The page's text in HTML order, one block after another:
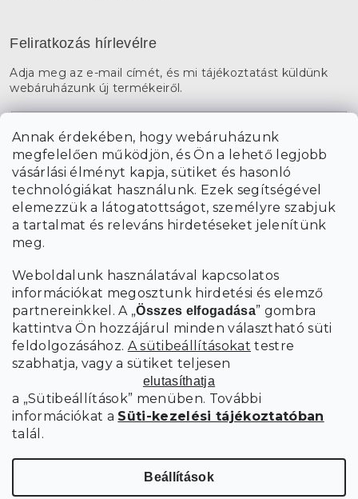
Annak érdekében, hogy webáruházunk
megfelelően működjön, és Ön a lehető legjobb
vásárlási élményt kapja, sütiket és hasonló
technológiákat használunk. Ezek segítségével
elemezzük a látogatottságot, személyre szabjuk
a tartalmat és releváns hirdetéseket jelenítünk
meg.
Weboldalunk használatával kapcsolatos
információkat megosztunk hirdetési és elemző
partnereinkkel. A „Összes elfogadása” gombra
kattintva Ön hozzájárul minden választható süti
feldolgozásához. A sütibeállításokat testre
szabhatja, vagy a sütiket teljesen
elutasíthatja
a „Sütibeállítások” menüben. További
információkat a Süti-kezelési tájékoztatóban
talál.
Beállítások
Feliratkozás hírlevélre
Adja meg az e-mail címét, és mi tájékoztatást küldünk
webáruházunk új termékeiről.
A hírlevelekre való feliratkozással egyetérteka személyes
adatok feldolgozásával.
FELIRATKOZÁS